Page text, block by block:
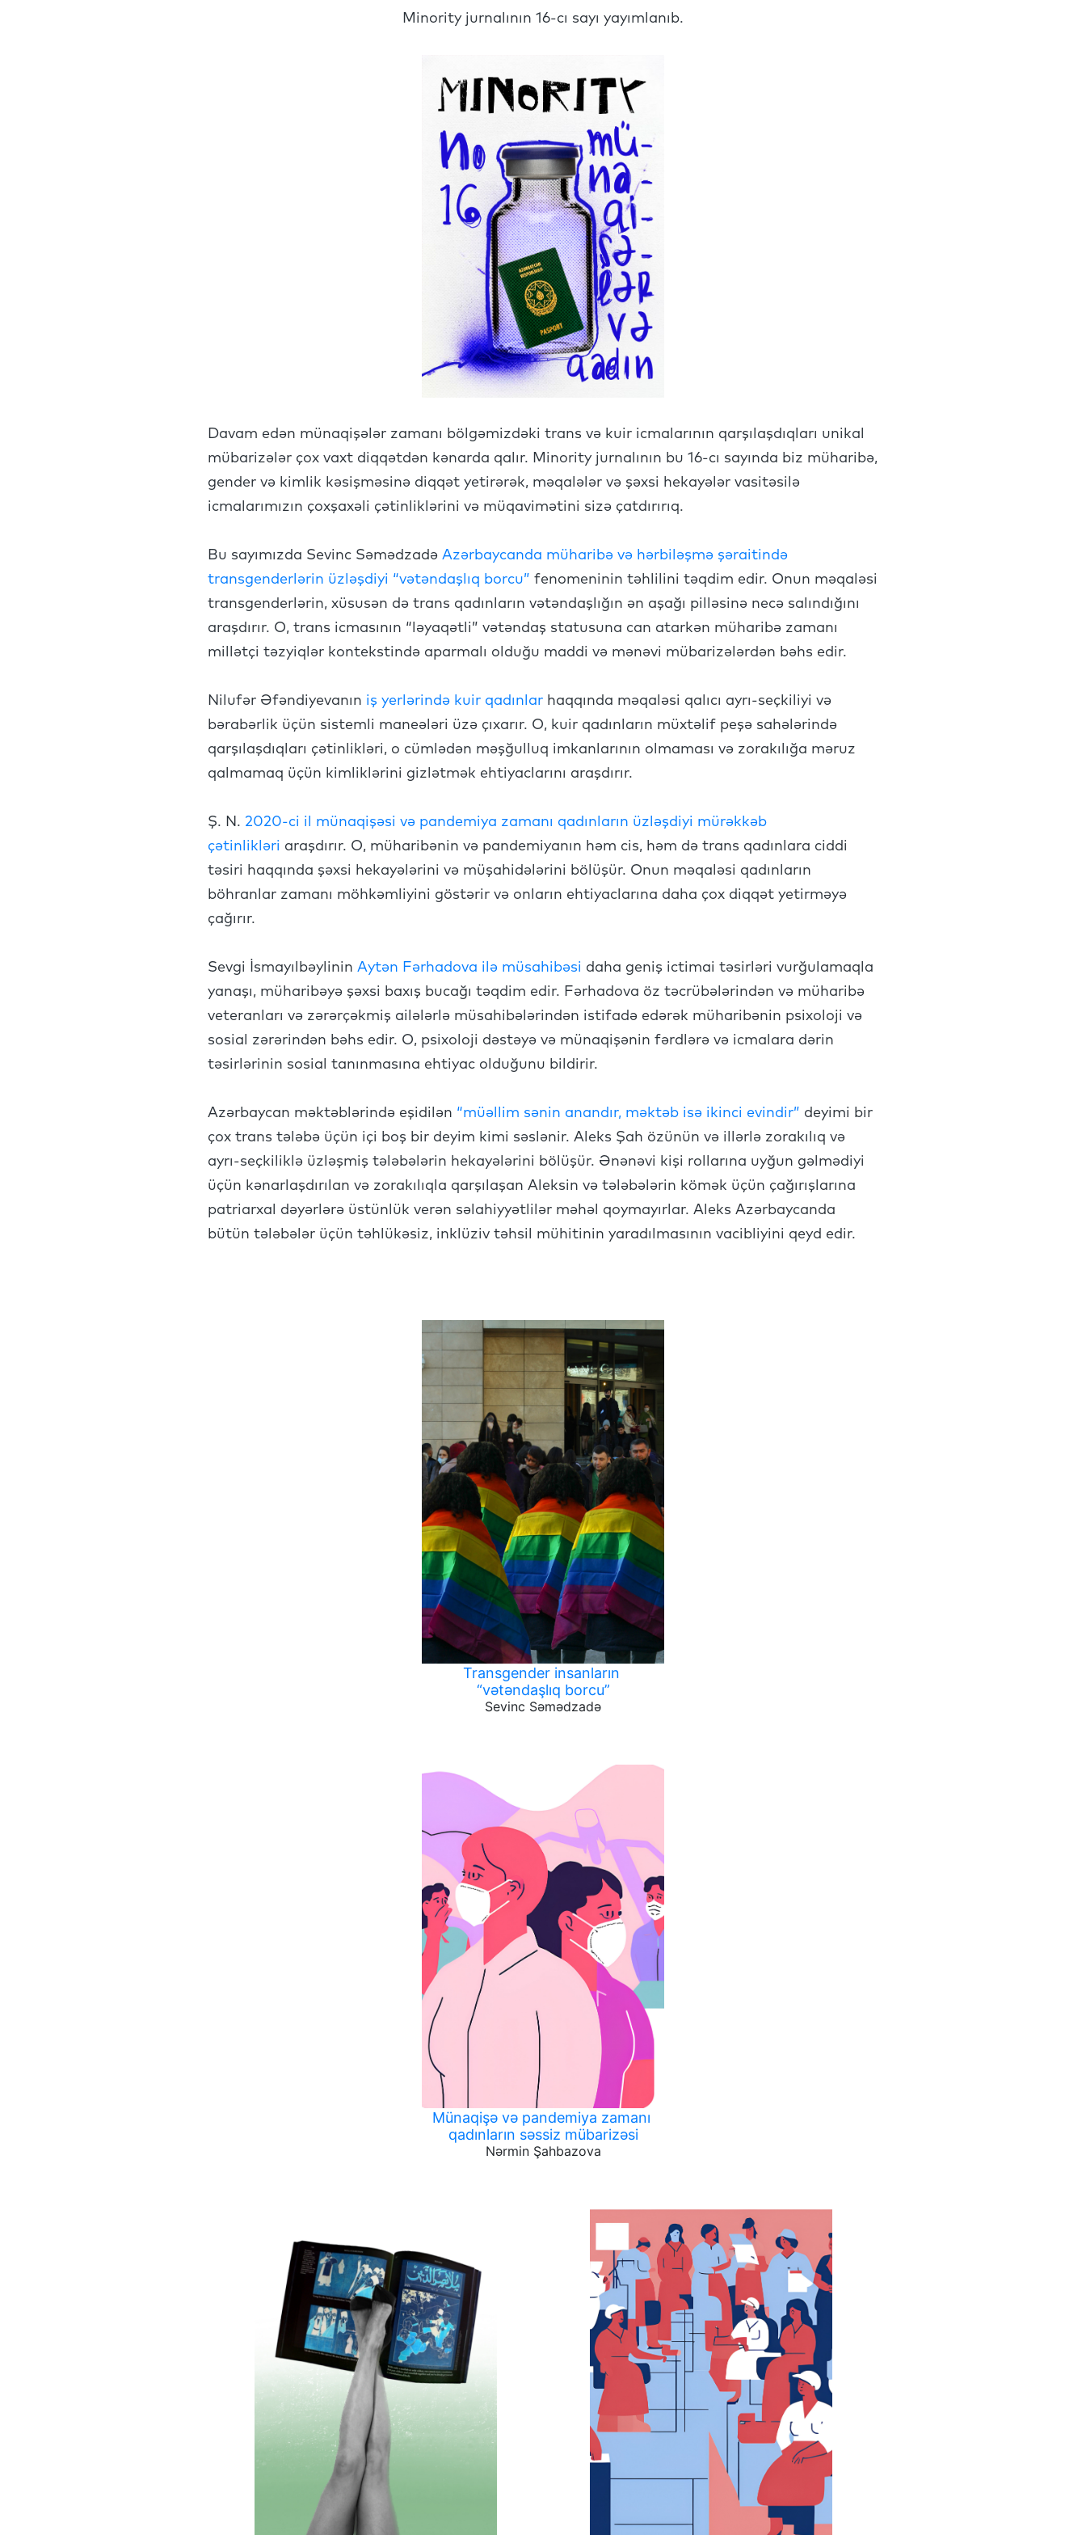
Minority jurnalının 16-cı sayı yayımlanıb.
Davam edən münaqişələr zamanı bölgəmizdəki trans və kuir icmalarının qarşılaşdıqları unikal
mübarizələr çox vaxt diqqətdən kənarda qalır. Minority jurnalının bu 16-cı sayında biz müharibə,
gender və kimlik kəsişməsinə diqqət yetirərək, məqalələr və şəxsi hekayələr vasitəsilə
icmalarımızın çoxşaxəli çətinliklərini və müqavimətini sizə çatdırırıq.
Bu sayımızda Sevinc Səmədzadə Azərbaycanda müharibə və hərbiləşmə şəraitində
transgenderlərin üzləşdiyi “vətəndaşlıq borcu” fenomeninin təhlilini təqdim edir. Onun məqaləsi
transgenderlərin, xüsusən də trans qadınların vətəndaşlığın ən aşağı pilləsinə necə salındığını
araşdırır. O, trans icmasının “ləyaqətli” vətəndaş statusuna can atarkən müharibə zamanı
millətçi təzyiqlər kontekstində aparmalı olduğu maddi və mənəvi mübarizələrdən bəhs edir.
Nilufər Əfəndiyevanın iş yerlərində kuir qadınlar haqqında məqaləsi qalıcı ayrı-seçkiliyi və
bərabərlik üçün sistemli maneələri üzə çıxarır. O, kuir qadınların müxtəlif peşə sahələrində
qarşılaşdıqları çətinlikləri, o cümlədən məşğulluq imkanlarının olmaması və zorakılığa məruz
qalmamaq üçün kimliklərini gizlətmək ehtiyaclarını araşdırır.
Ş. N. 2020-ci il münaqişəsi və pandemiya zamanı qadınların üzləşdiyi mürəkkəb
çətinlikləri araşdırır. O, müharibənin və pandemiyanın həm cis, həm də trans qadınlara ciddi
təsiri haqqında şəxsi hekayələrini və müşahidələrini bölüşür. Onun məqaləsi qadınların
böhranlar zamanı möhkəmliyini göstərir və onların ehtiyaclarına daha çox diqqət yetirməyə
çağırır.
Sevgi İsmayılbəylinin Aytən Fərhadova ilə müsahibəsi daha geniş ictimai təsirləri vurğulamaqla
yanaşı, müharibəyə şəxsi baxış bucağı təqdim edir. Fərhadova öz təcrübələrindən və müharibə
veteranları və zərərçəkmiş ailələrlə müsahibələrindən istifadə edərək müharibənin psixoloji və
sosial zərərindən bəhs edir. O, psixoloji dəstəyə və münaqişənin fərdlərə və icmalara dərin
təsirlərinin sosial tanınmasına ehtiyac olduğunu bildirir.
Azərbaycan məktəblərində eşidilən “müəllim sənin anandır, məktəb isə ikinci evindir” deyimi bir
çox trans tələbə üçün içi boş bir deyim kimi səslənir. Aleks Şah özünün və illərlə zorakılıq və
ayrı-seçkiliklə üzləşmiş tələbələrin hekayələrini bölüşür. Ənənəvi kişi rollarına uyğun gəlmədiyi
üçün kənarlaşdırılan və zorakılıqla qarşılaşan Aleksin və tələbələrin kömək üçün çağırışlarına
patriarxal dəyərlərə üstünlük verən səlahiyyətlilər məhəl qoymayırlar. Aleks Azərbaycanda
bütün tələbələr üçün təhlükəsiz, inklüziv təhsil mühitinin yaradılmasının vacibliyini qeyd edir.
Transgender insanların
“vətəndaşlıq borcu”
Sevinc Səmədzadə
Münaqişə və pandemiya zamanı
qadınların səssiz mübarizəsi
Nərmin Şahbazova